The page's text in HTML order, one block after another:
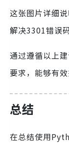
这张图片详细
解决3301错误
通过遵循以上
要求，能够有
总结
在总结使用